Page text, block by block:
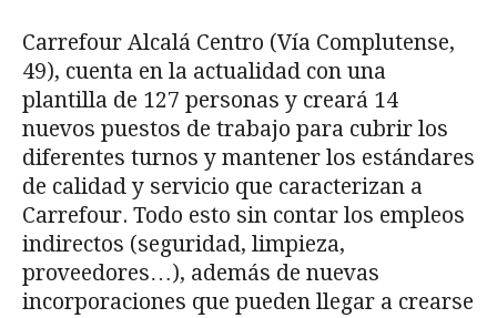
Carrefour Alcalá Centro (Vía Complutense,
49), cuenta en la actualidad con una
plantilla de 127 personas y creará 14
nuevos puestos de trabajo para cubrir los
diferentes turnos y mantener los estándares
de calidad y servicio que caracterizan a
Carrefour. Todo esto sin contar los empleos
indirectos (seguridad, limpieza,
proveedores…), además de nuevas
incorporaciones que pueden llegar a crearse